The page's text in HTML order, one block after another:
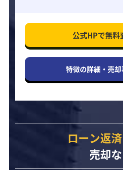
公式HPで無料
特徴の詳細・ 売
ローン返
売却